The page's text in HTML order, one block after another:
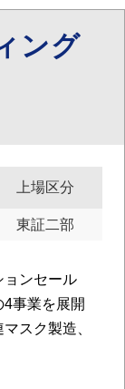
ング
上場区分
東証二部
ョンセール
事業を展開
スク製造、